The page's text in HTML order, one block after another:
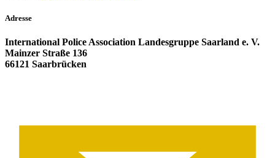
Adresse
International Police Association Landesgruppe Saarland e. V.
Mainzer Straße 136
66121 Saarbrücken